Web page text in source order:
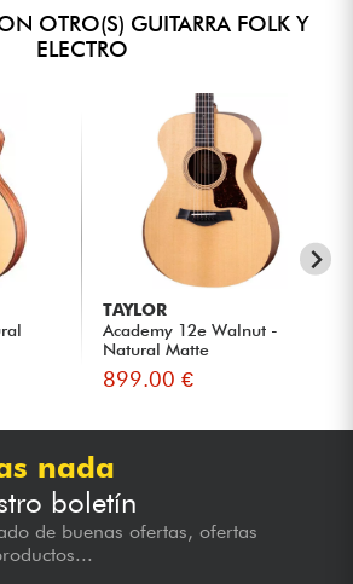
OTRO(S) GUITARRA FOLK Y
ELECTRO
TAYLOR
Academy 12e Walnut -
Natural Matte
899.00 €
nada
boletín
de buenas ofertas, ofertas